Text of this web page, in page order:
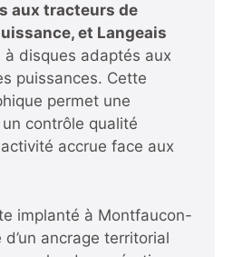
aux tracteurs de
et Langeais
à disques adaptés aux
puissances. Cette
permet une
contrôle qualité
accrue face aux
implanté à Montfaucon-
ancrage territorial